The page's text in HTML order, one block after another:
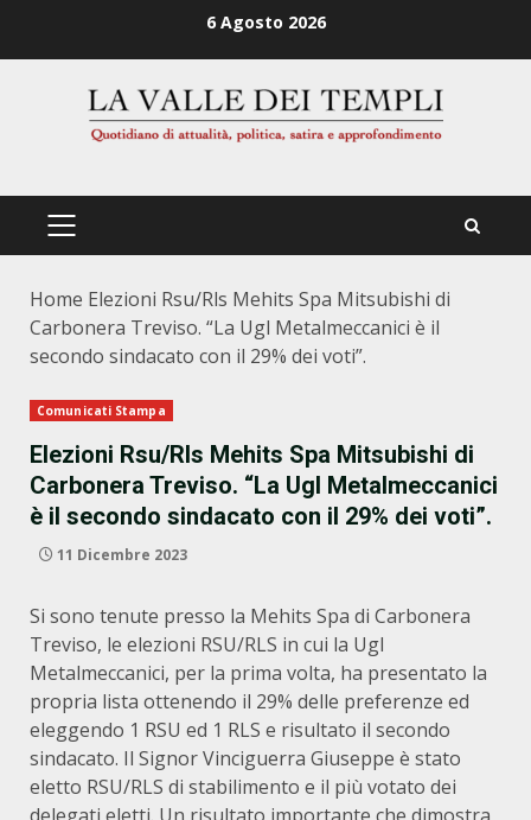
6 Agosto 2026
PRIMÄRES
Home Elezioni Rsu/Rls Mehits Spa Mitsubishi di
Carbonera Treviso. “La Ugl Metalmeccanici è il
secondo sindacato con il 29% dei voti”.
Comunicati Stampa
Elezioni Rsu/Rls Mehits Spa Mitsubishi di
Carbonera Treviso. “La Ugl Metalmeccanici
è il secondo sindacato con il 29% dei voti”.
11 Dicembre 2023
Si sono tenute presso la Mehits Spa di Carbonera
Treviso, le elezioni RSU/RLS in cui la Ugl
Metalmeccanici, per la prima volta, ha presentato la
propria lista ottenendo il 29% delle preferenze ed
eleggendo 1 RSU ed 1 RLS e risultato il secondo
sindacato. Il Signor Vinciguerra Giuseppe è stato
eletto RSU/RLS di stabilimento e il più votato dei